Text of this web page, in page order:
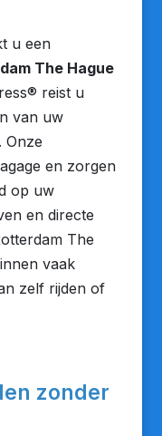
u een
The Hague
reist u
van uw
Onze
en zorgen
op uw
en directe
The
vaak
zelf rijden of
zonder